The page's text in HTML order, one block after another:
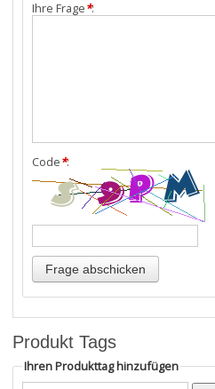
Ihre Frage*:
Code*:
Produkt Tags
Ihren Produkttag hinzufügen